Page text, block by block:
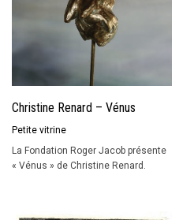
Christine Renard – Vénus
Petite vitrine
La Fondation Roger Jacob présente
« Vénus » de Christine Renard.